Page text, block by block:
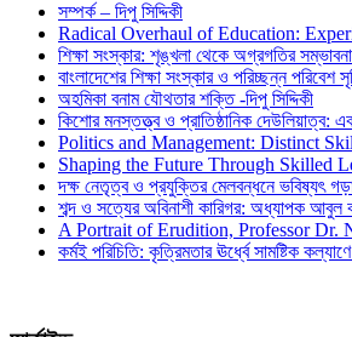
সম্পর্ক – দিপু সিদ্দিকী
Radical Overhaul of Education:
শিক্ষা সংস্কার: শৃঙ্খলা থেকে অগ্রগতির
বাংলাদেশের শিক্ষা সংস্কার ও পরিচ্ছন্ন পরিবেশ
অহমিকা বনাম যৌথতার শক্তি -দিপু সিদ্দিকী
কিশোর মনস্তত্ত্ব ও প্রাতিষ্ঠানিক দেউলিয়াত্ব:
Politics and Management: Distinct
Shaping the Future Through Skilled
দক্ষ নেতৃত্ব ও প্রযুক্তির মেলবন্ধনে ভবিষ্যৎ
শব্দ ও সত্যের অবিনাশী কারিগর: অধ্যাপক আবুল
A Portrait of Erudition, Professor Dr.
কর্মই পরিচিতি: কৃত্রিমতার ঊর্ধ্বে সামষ্টিক